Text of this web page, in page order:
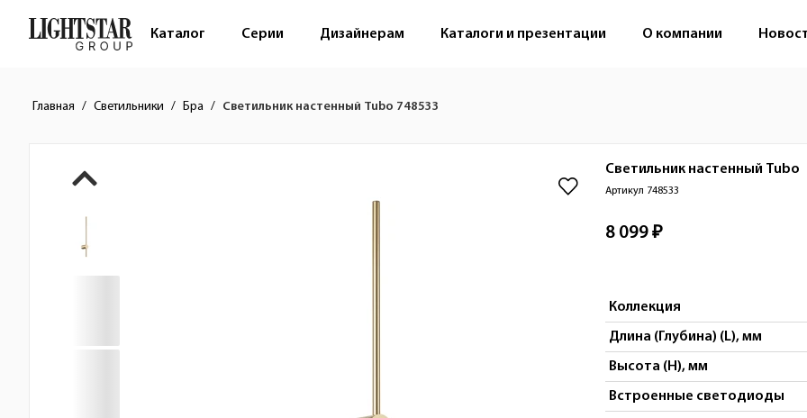
Каталог Серии Дизайнерам Каталоги и презентации О компании
Главная Светильники Бра Светильник настенный Tubo 748533
Краткое описание товара
Изображения товара Светильник настенный Tubo
Артикул 748533
Стоимость товара 8 099 ₽
Коллекция
Длина (Глубина) (L), мм
Высота (H), мм
Встроенные светодиоды